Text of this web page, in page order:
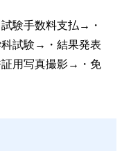
験手数料支払→・
試験→・結果発表
用写真撮影→・免